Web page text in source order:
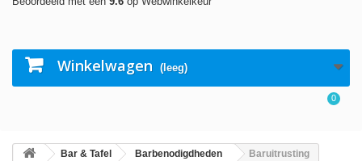
Winkelwagen (leeg)
0
Bar & Tafel Barbenodigdheden Baruitrusting